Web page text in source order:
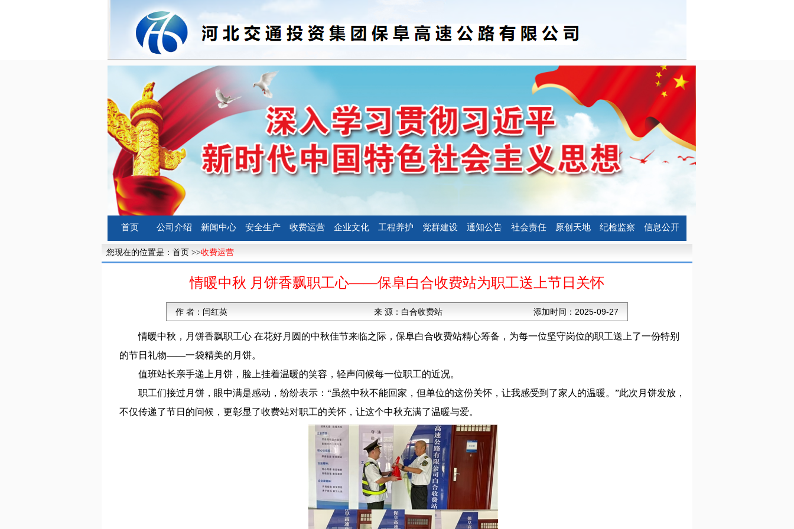
首页 公司介绍 新闻中心 安全生产 收费运营 企业文化 工程养护 党群建设 通知公告 社会责任 原创天地 纪检监察 信息公开
您现在的位置是： 首页 >>收费运营
情暖中秋 月饼香飘职工心——保阜白合收费站为职工送上节日关怀
作 者： 闫红英 来 源： 白合收费站 添加时间： 2025-09-27
情暖中秋，月饼香飘职工心 在花好月圆的中秋佳节来临之际，保阜白合收费站精心筹备，为每一位坚守岗位的职工送上了一份特别
的节日礼物——一袋精美的月饼。
值班站长亲手递上月饼，脸上挂着温暖的笑容，轻声问候每一位职工的近况。
职工们接过月饼，眼中满是感动，纷纷表示：“虽然中秋不能回家，但单位的这份关怀，让我感受到了家人的温暖。”此次月饼发放，
不仅传递了节日的问候，更彰显了收费站对职工的关怀，让这个中秋充满了温暖与爱。